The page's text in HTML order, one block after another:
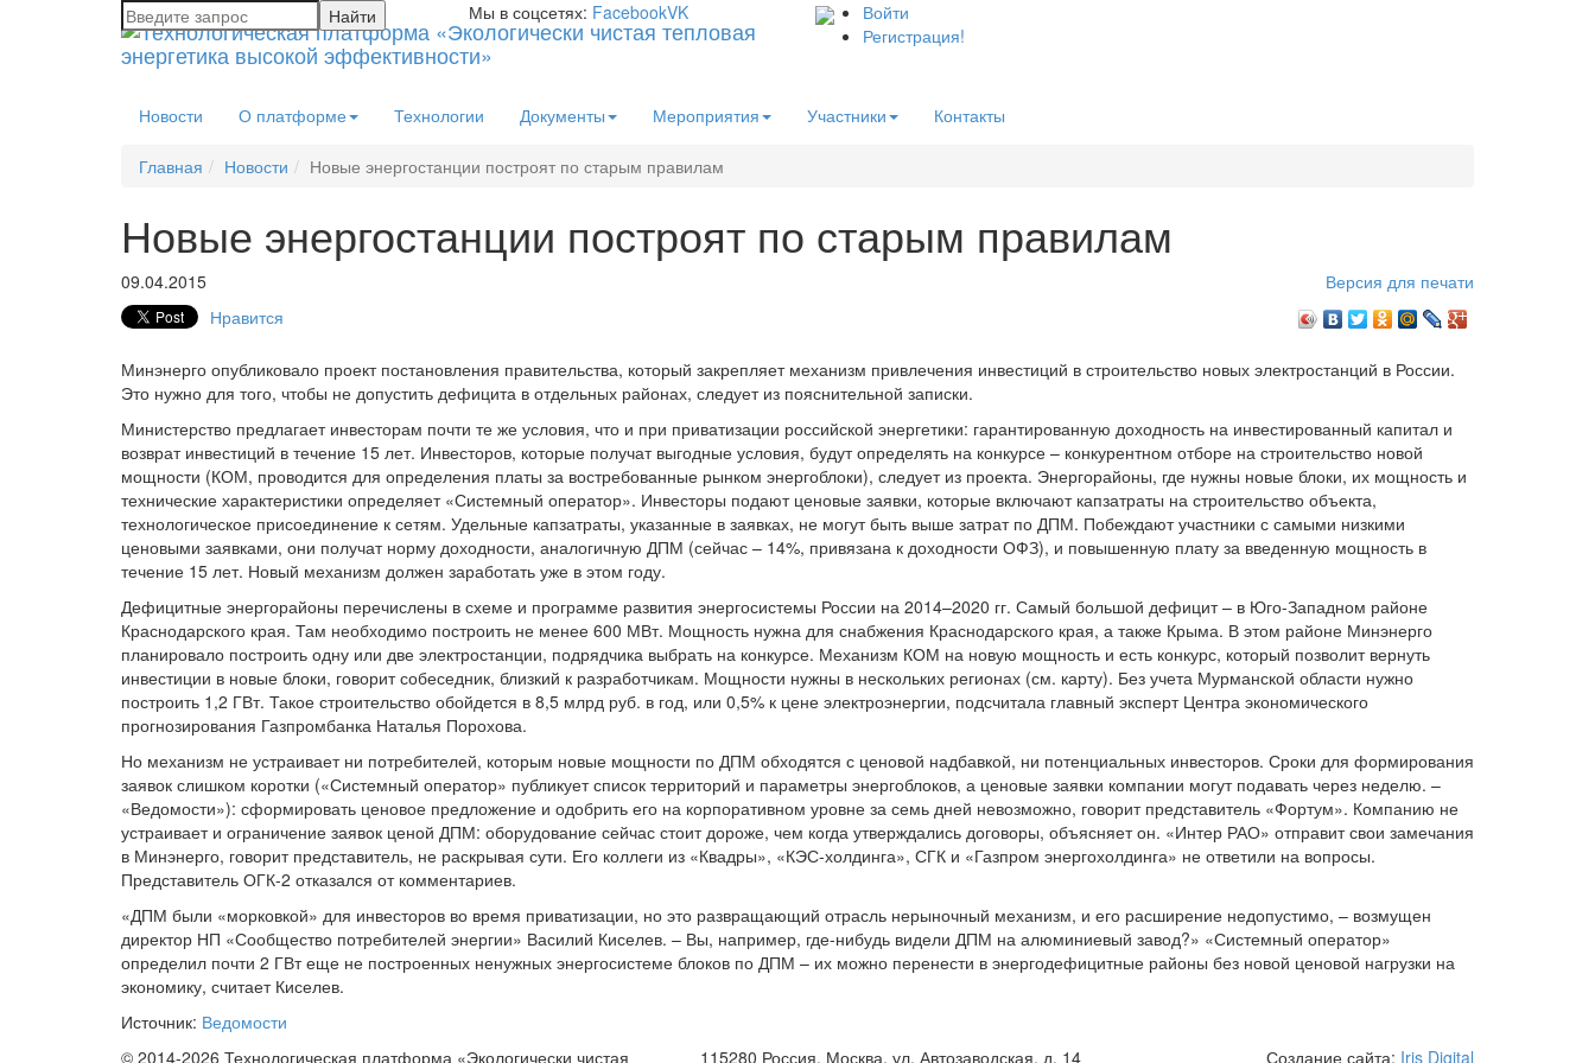
Мы в соцсетях: FacebookVK
Войти
Регистрация!
Новости О платформе Технологии Документы Мероприятия Участники Контакты
Главная Новости Новые энергостанции построят по старым правилам
Новые энергостанции построят по старым правилам
Версия для печати
09.04.2015
Нравится
Минэнерго опубликовало проект постановления правительства, который закрепляет механизм привлечения инвестиций в строительство новых электростанций в России.
Это нужно для того, чтобы не допустить дефицита в отдельных районах, следует из пояснительной записки.
Министерство предлагает инвесторам почти те же условия, что и при приватизации российской энергетики: гарантированную доходность на инвестированный капитал и
возврат инвестиций в течение 15 лет. Инвесторов, которые получат выгодные условия, будут определять на конкурсе – конкурентном отборе на строительство новой
мощности (КОМ, проводится для определения платы за востребованные рынком энергоблоки), следует из проекта. Энергорайоны, где нужны новые блоки, их мощность и
технические характеристики определяет «Системный оператор». Инвесторы подают ценовые заявки, которые включают капзатраты на строительство объекта,
технологическое присоединение к сетям. Удельные капзатраты, указанные в заявках, не могут быть выше затрат по ДПМ. Побеждают участники с самыми низкими
ценовыми заявками, они получат норму доходности, аналогичную ДПМ (сейчас – 14%, привязана к доходности ОФЗ), и повышенную плату за введенную мощность в
течение 15 лет. Новый механизм должен заработать уже в этом году.
Дефицитные энергорайоны перечислены в схеме и программе развития энергосистемы России на 2014–2020 гг. Самый большой дефицит – в Юго-Западном районе
Краснодарского края. Там необходимо построить не менее 600 МВт. Мощность нужна для снабжения Краснодарского края, а также Крыма. В этом районе Минэнерго
планировало построить одну или две электростанции, подрядчика выбрать на конкурсе. Механизм КОМ на новую мощность и есть конкурс, который позволит вернуть
инвестиции в новые блоки, говорит собеседник, близкий к разработчикам. Мощности нужны в нескольких регионах (см. карту). Без учета Мурманской области нужно
построить 1,2 ГВт. Такое строительство обойдется в 8,5 млрд руб. в год, или 0,5% к цене электроэнергии, подсчитала главный эксперт Центра экономического
прогнозирования Газпромбанка Наталья Порохова.
Но механизм не устраивает ни потребителей, которым новые мощности по ДПМ обходятся с ценовой надбавкой, ни потенциальных инвесторов. Сроки для формирования
заявок слишком коротки («Системный оператор» публикует список территорий и параметры энергоблоков, а ценовые заявки компании могут подавать через неделю. –
«Ведомости»): сформировать ценовое предложение и одобрить его на корпоративном уровне за семь дней невозможно, говорит представитель «Фортум». Компанию не
устраивает и ограничение заявок ценой ДПМ: оборудование сейчас стоит дороже, чем когда утверждались договоры, объясняет он. «Интер РАО» отправит свои замечания
в Минэнерго, говорит представитель, не раскрывая сути. Его коллеги из «Квадры», «КЭС-холдинга», СГК и «Газпром энергохолдинга» не ответили на вопросы.
Представитель ОГК-2 отказался от комментариев.
«ДПМ были «морковкой» для инвесторов во время приватизации, но это развращающий отрасль нерыночный механизм, и его расширение недопустимо, – возмущен
директор НП «Сообщество потребителей энергии» Василий Киселев. – Вы, например, где-нибудь видели ДПМ на алюминиевый завод?» «Системный оператор»
определил почти 2 ГВт еще не построенных ненужных энергосистеме блоков по ДПМ – их можно перенести в энергодефицитные районы без новой ценовой нагрузки на
экономику, считает Киселев.
Источник: Ведомости
© 2014-2026 Технологическая платформа «Экологически чистая
115280 Россия, Москва, ул. Автозаводская, д. 14 Создание сайта: Iris Digital